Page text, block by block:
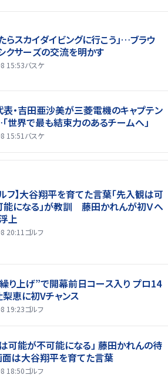
らスカイダイビングに行こう」…ブラウ
クサーズの交流を明かす
15:53バスケ
・吉田亜沙美が三菱電機のキャプテン
世界で最も結束力のあるチームへ」
15:51 バスケ
フ】大谷翔平を育てた言葉「先入観は可
になる」が教訓 藤田かれんが初Ｖへ
上
20:11 ゴルフ
り上げ”で開幕前日コース入り プロ14
恵に初Vチャンス
19:23ゴルフ
可能が不可能になる」 藤田かれんの待
面は大谷翔平を育てた言葉
18:50ゴルフ